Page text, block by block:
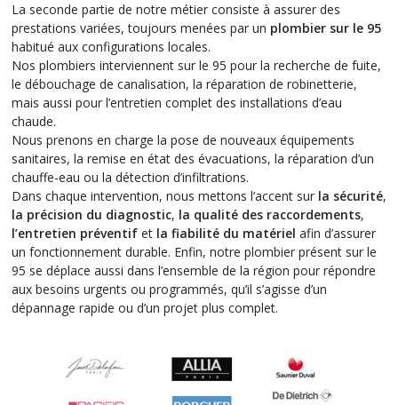
La seconde partie de notre métier consiste à assurer des
prestations variées, toujours menées par un plombier sur le 95
habitué aux configurations locales.
Nos plombiers interviennent sur le 95 pour la recherche de fuite,
le débouchage de canalisation, la réparation de robinetterie,
mais aussi pour l’entretien complet des installations d’eau
chaude.
Nous prenons en charge la pose de nouveaux équipements
sanitaires, la remise en état des évacuations, la réparation d’un
chauffe-eau ou la détection d’infiltrations.
Dans chaque intervention, nous mettons l’accent sur la sécurité,
la précision du diagnostic, la qualité des raccordements,
l’entretien préventif et la fiabilité du matériel afin d’assurer
un fonctionnement durable. Enfin, notre plombier présent sur le
95 se déplace aussi dans l’ensemble de la région pour répondre
aux besoins urgents ou programmés, qu’il s’agisse d’un
dépannage rapide ou d’un projet plus complet.